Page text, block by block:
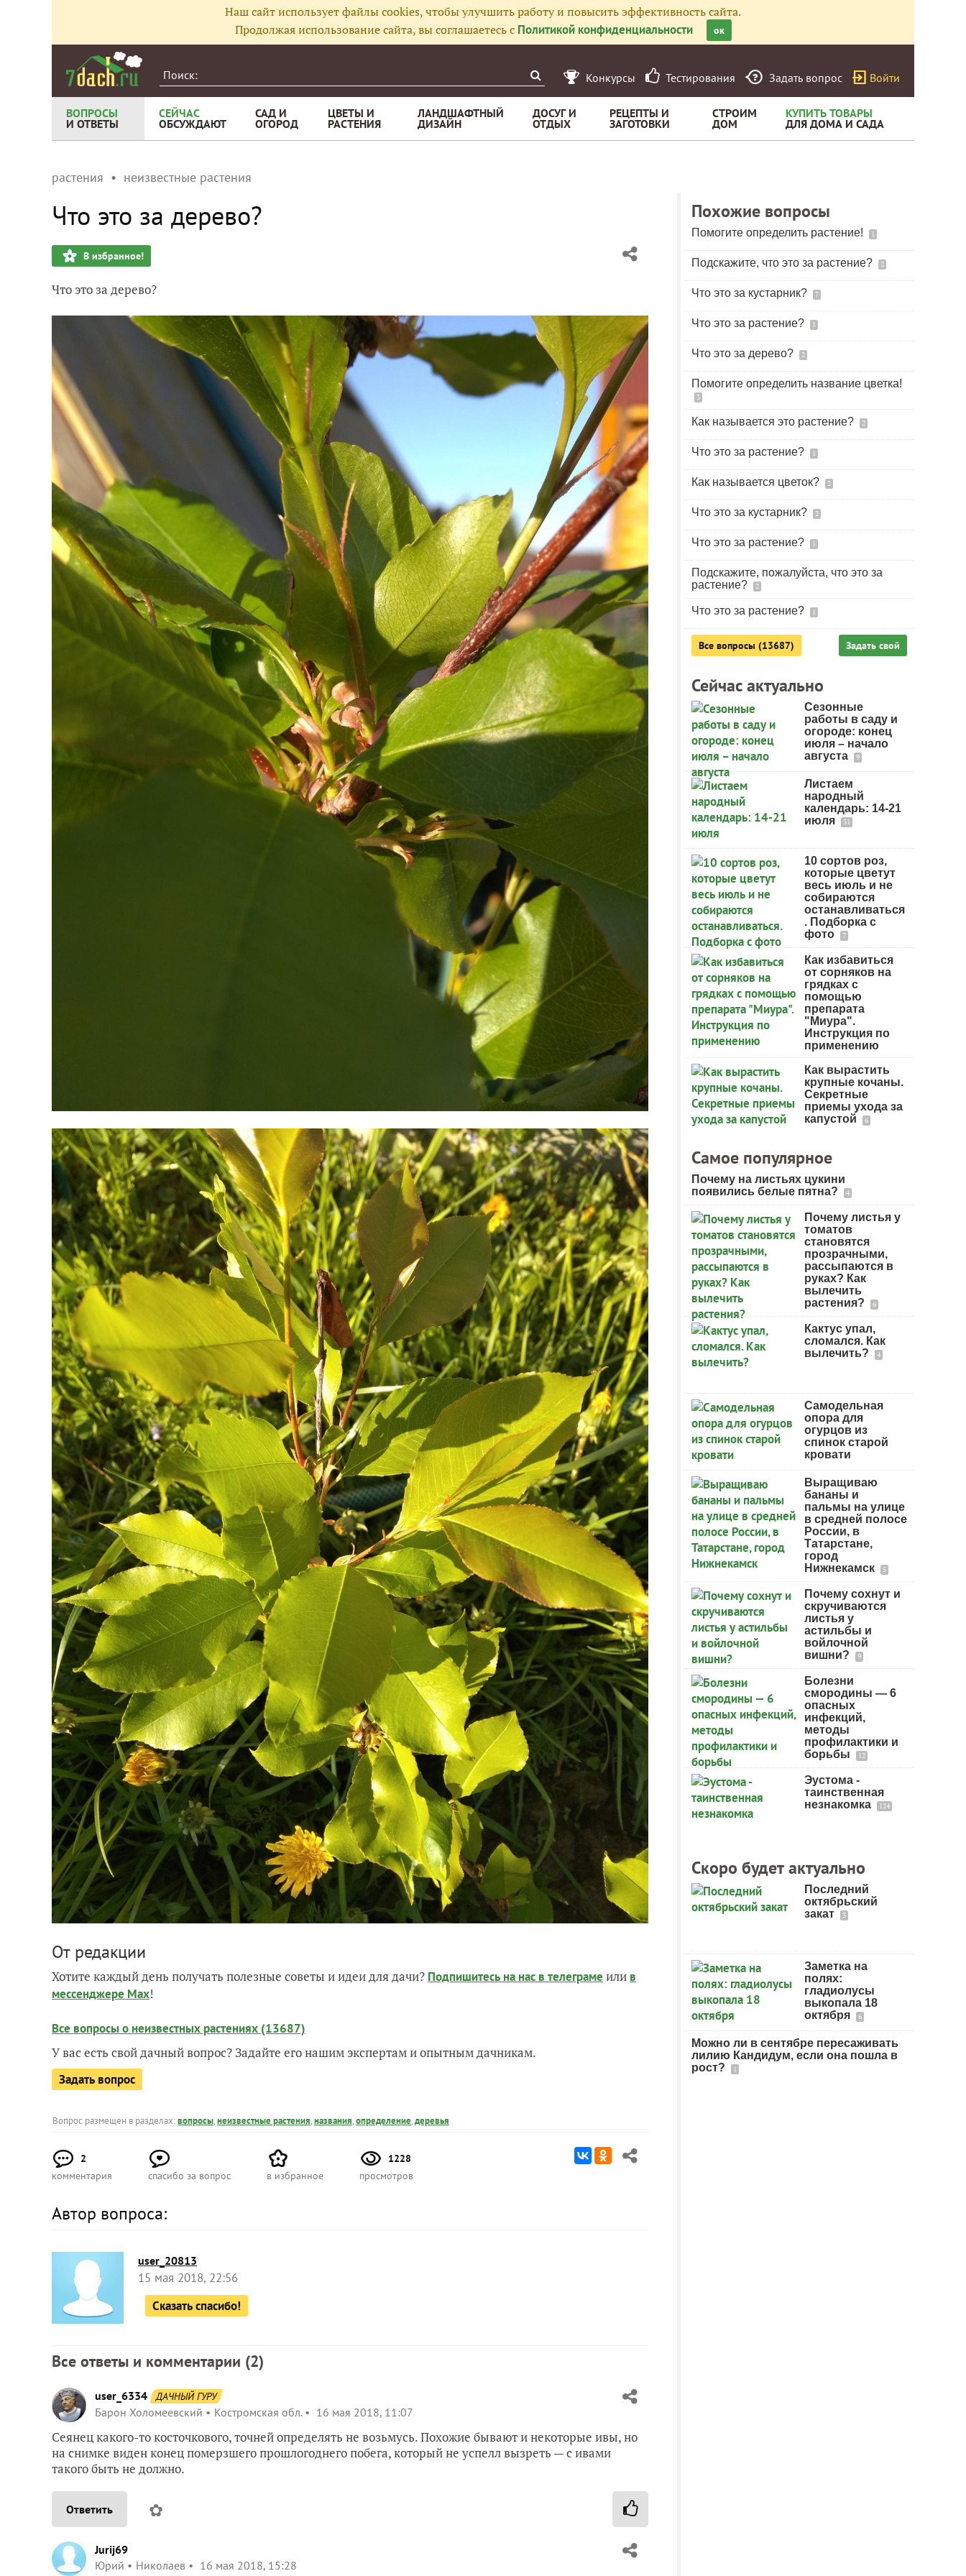
Наш сайт использует файлы cookies, чтобы улучшить работу и повысить эффективность сайта.
Продолжая использование сайта, вы соглашаетесь с Политикой конфиденциальности ок
Конкурсы Тестирования Задать вопрос Войти
ВОПРОСЫ
И ОТВЕТЫ
СЕЙЧАС
ОБСУЖДАЮТ
САД И
ОГОРОД
ЦВЕТЫ И
РАСТЕНИЯ
ЛАНДШАФТНЫЙ
ДИЗАЙН
ДОСУГ И
ОТДЫХ
РЕЦЕПТЫ И
ЗАГОТОВКИ
СТРОИМ
ДОМ
КУПИТЬ ТОВАРЫ
ДЛЯ ДОМА И САДА
растения неизвестные растения
Что это за дерево?
В избранное!
Что это за дерево?
От редакции
Хотите каждый день получать полезные советы и идеи для дачи? Подпишитесь на нас в телеграме или в
мессенджере Max!
Все вопросы о неизвестных растениях (13687)
У вас есть свой дачный вопрос? Задайте его нашим экспертам и опытным дачникам.
Задать вопрос
Вопрос размещен в разделах:вопросы,неизвестные растения,названия,определение,деревья
2
комментария
спасибо за вопрос в избранное
1228
просмотров
Автор вопроса:
user_20813
15 мая 2018, 22:56
Сказать спасибо!
Все ответы и комментарии (2)
user_6334 ДАЧНЫЙ ГУРУ
Барон Холомеевский Костромская обл. 16 мая 2018, 11:07
Сеянец какого-то косточкового, точней определять не возьмусь. Похожие бывают и некоторые ивы, но
на снимке виден конец померзшего прошлогоднего побега, который не успелл вызреть — с ивами
такого быть не должно.
Ответить ✿
Jurij69
Юрий
Николаев 16 мая 2018, 15:28
Похожие вопросы
Помогите определить растение! 1
Подскажите, что это за растение? 2
Что это за кустарник? 7
Что это за растение? 1
Что это за дерево? 2
Помогите определить название цветка!
3
Как называется это растение? 2
Что это за растение? 1
Как называется цветок? 2
Что это за кустарник? 2
Что это за растение? 1
Подскажите, пожалуйста, что это за
растение?
2
Что это за растение? 1
Все вопросы (13687) Задать свой
Сейчас актуально
Сезонные
работы в саду и
огороде: конец
июля – начало
августа
9
Листаем
народный
календарь: 14-21
июля
31
10 сортов роз,
которые цветут
весь июль и не
собираются
останавливаться
. Подборка с
фото
7
Как избавиться
от сорняков на
грядках с
помощью
препарата
"Миура".
Инструкция по
применению
Как вырастить
крупные кочаны.
Секретные
приемы ухода за
капустой
6
Самое популярное
Почему на листьях цукини
появились белые пятна?
4
Почему листья у
томатов
становятся
прозрачными,
рассыпаются в
руках? Как
вылечить
растения?
6
Кактус упал,
сломался. Как
вылечить?
4
Самодельная
опора для
огурцов из
спинок старой
кровати
Выращиваю
бананы и
пальмы на улице
в средней полосе
России, в
Татарстане,
город
Нижнекамск
5
Почему сохнут и
скручиваются
листья у
астильбы и
войлочной
вишни?
9
Болезни
смородины — 6
опасных
инфекций,
методы
профилактики и
борьбы
12
Эустома -
таинственная
незнакомка
124
Скоро будет актуально
Последний
октябрьский
закат
3
Заметка на
полях:
гладиолусы
выкопала 18
октября
6
Можно ли в сентябре пересаживать
лилию Кандидум, если она пошла в
рост?
1